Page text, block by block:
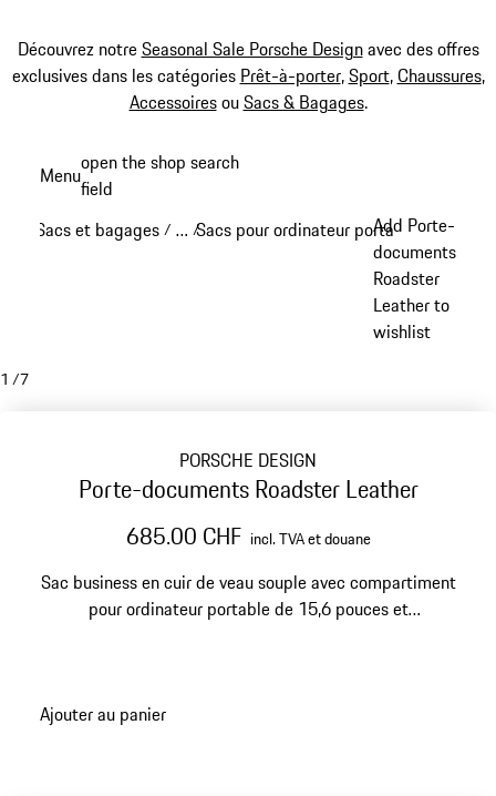
Découvrez notreSeasonal Sale Porsche Designavec des offres
exclusives dans les catégories Prêt-à-porter,Sport,Chaussures,
AccessoiresouSacs & Bagages.
principal
Menuopen the shop search
field
Sacs et bagages / …
Reveal collapsed breadcrumb items
/Sacs pour ordinateur portable/Porsche
Add Porte-
documents
Roadster
Leather to
wishlist
1 /7
PORSCHE DESIGN
Porte-documents Roadster Leather
685.00 CHF incl. TVA et douane
Sac business en cuir de veau souple avec compartiment
pour ordinateur portable de 15,6 pouces et
Ajouter au panier